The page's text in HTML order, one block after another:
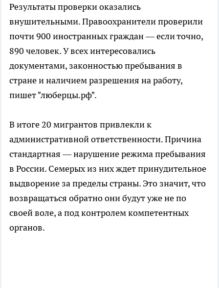
Результаты проверки оказались
внушительными. Правоохранители проверили
почти 900 иностранных граждан — если точно,
890 человек. У всех интересовались
документами, законностью пребывания в
стране и наличием разрешения на работу,
пишет "люберцы.рф".
В итоге 20 мигрантов привлекли к
административной ответственности. Причина
стандартная — нарушение режима пребывания
в России. Семерых из них ждет принудительное
выдворение за пределы страны. Это значит, что
возвращаться обратно они будут уже не по
своей воле, а под контролем компетентных
органов.